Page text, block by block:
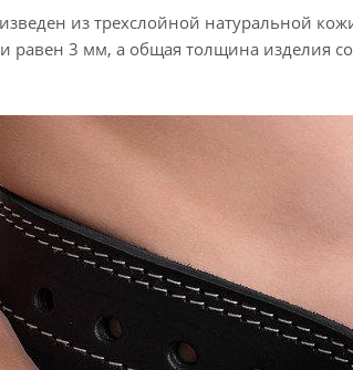
из трехслойной натуральной
равен 3 мм, а общая толщина изделия